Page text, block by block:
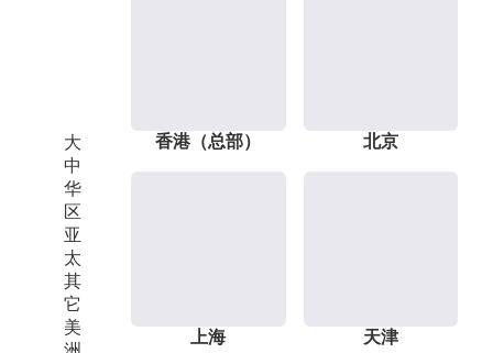
大
中
华
区
亚
太
其
它
美
香港（总部） 北京
上海 天津